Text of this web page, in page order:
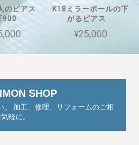
のピアス
K18ミラーボールの下
がるピアス
¥25,000
SHOP
。 加工、修理、リフォームのご相
軽に。